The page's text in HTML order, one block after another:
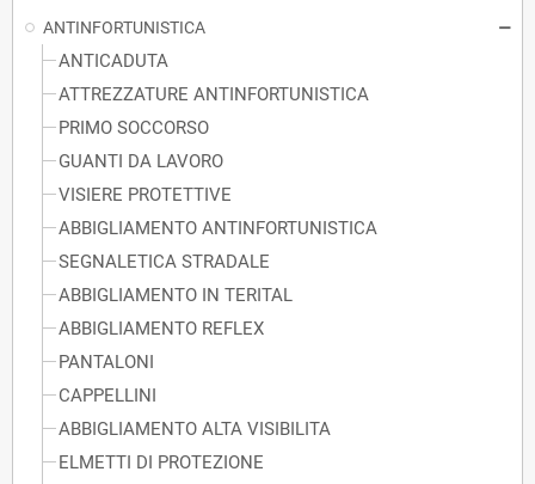
ANTINFORTUNISTICA
ANTICADUTA
ATTREZZATURE ANTINFORTUNISTICA
PRIMO SOCCORSO
GUANTI DA LAVORO
VISIERE PROTETTIVE
ABBIGLIAMENTO ANTINFORTUNISTICA
SEGNALETICA STRADALE
ABBIGLIAMENTO IN TERITAL
ABBIGLIAMENTO REFLEX
PANTALONI
CAPPELLINI
ABBIGLIAMENTO ALTA VISIBILITA
ELMETTI DI PROTEZIONE